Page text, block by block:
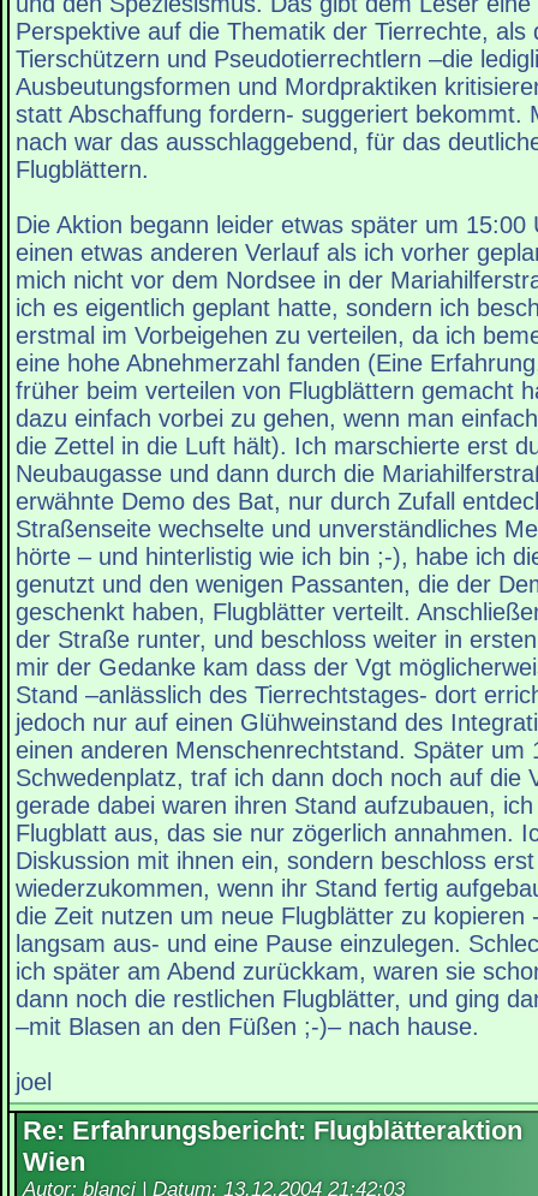
Perspektive auf die Thematik der Tierrechte, als
Tierschützern und Pseudotierrechtlern –die
Ausbeutungsformen und Mordpraktiken
statt Abschaffung fordern- suggeriert bekommt.
nach war das ausschlaggebend, für das
Flugblättern.
Die Aktion begann leider etwas später um 15:00
einen etwas anderen Verlauf als ich vorher
mich nicht vor dem Nordsee in der
ich es eigentlich geplant hatte, sondern ich
erstmal im Vorbeigehen zu verteilen, da ich
eine hohe Abnehmerzahl fanden (Eine
früher beim verteilen von Flugblättern gemacht
dazu einfach vorbei zu gehen, wenn man
die Zettel in die Luft hält). Ich marschierte erst
Neubaugasse und dann durch die
erwähnte Demo des Bat, nur durch Zufall
Straßenseite wechselte und unverständliches
hörte – und hinterlistig wie ich bin ;-), habe ich
genutzt und den wenigen Passanten, die der
geschenkt haben, Flugblätter verteilt.
der Straße runter, und beschloss weiter in
mir der Gedanke kam dass der Vgt
Stand –anlässlich des Tierrechtstages- dort
jedoch nur auf einen Glühweinstand des
einen anderen Menschenrechtstand. Später um
Schwedenplatz, traf ich dann doch noch auf die
gerade dabei waren ihren Stand aufzubauen,
Flugblatt aus, das sie nur zögerlich annahmen.
Diskussion mit ihnen ein, sondern beschloss
wiederzukommen, wenn ihr Stand fertig
die Zeit nutzen um neue Flugblätter zu kopieren
langsam aus- und eine Pause einzulegen.
ich später am Abend zurückkam, waren sie
dann noch die restlichen Flugblätter, und ging
–mit Blasen an den Füßen ;-)– nach hause.
joel
Re: Erfahrungsbericht: Flugblätteraktion
Wien
Autor: blanci | Datum: 13.12.2004 21:42:03